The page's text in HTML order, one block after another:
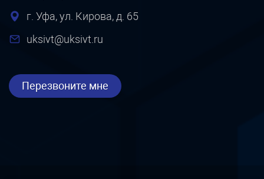
г. Уфа, ул. Кирова, д. 65
uksivt@uksivt.ru
Перезвоните мне